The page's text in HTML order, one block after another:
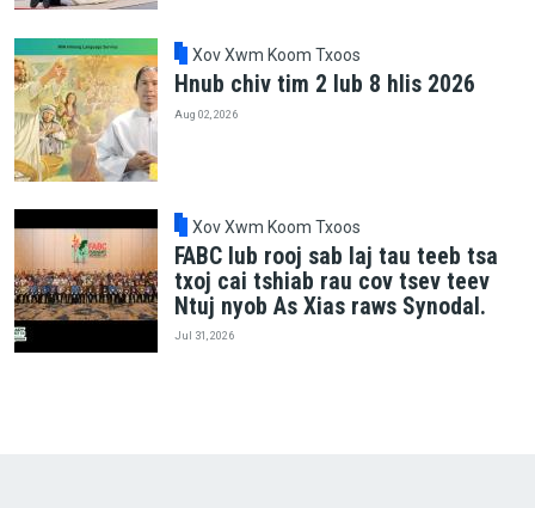
Xov Xwm Koom Txoos
Hnub chiv tim 2 lub 8 hlis 2026
Aug 02, 2026
Xov Xwm Koom Txoos
FABC lub rooj sab laj tau teeb tsa
txoj cai tshiab rau cov tsev teev
Ntuj nyob As Xias raws Synodal.
Jul 31, 2026